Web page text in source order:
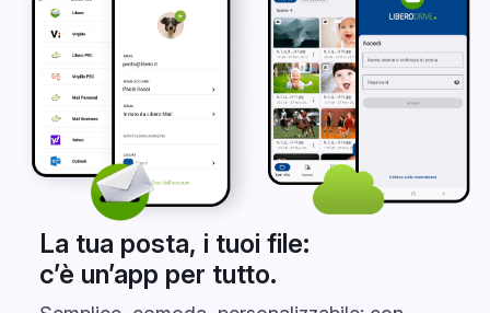
La tua posta, i tuoi file:
c’è un’app per tutto.